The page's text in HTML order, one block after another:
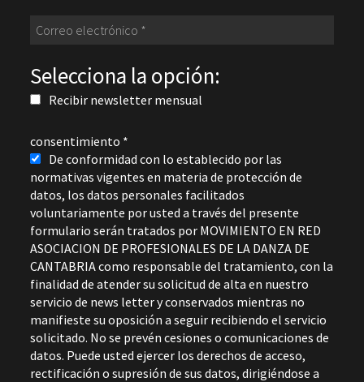
Selecciona la opción:
Recibir newsletter mensual
consentimiento *
De conformidad con lo establecido por las
normativas vigentes en materia de protección de
datos, los datos personales facilitados
voluntariamente por usted a través del presente
formulario serán tratados por MOVIMIENTO EN RED
ASOCIACION DE PROFESIONALES DE LA DANZA DE
CANTABRIA como responsable del tratamiento, con la
finalidad de atender su solicitud de alta en nuestro
servicio de news letter y conservados mientras no
manifieste su oposición a seguir recibiendo el servicio
solicitado. No se prevén cesiones o comunicaciones de
datos. Puede usted ejercer los derechos de acceso,
rectificación o supresión de sus datos, dirigiéndose a